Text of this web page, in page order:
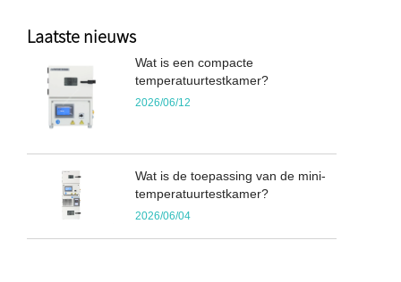
Laatste nieuws
Wat is een compacte
temperatuurtestkamer?
2026/06/12
Wat is de toepassing van de mini-
temperatuurtestkamer?
2026/06/04